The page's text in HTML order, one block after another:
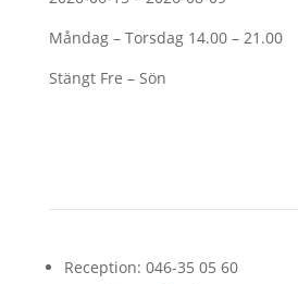
Måndag – Torsdag 14.00 – 21.00
Stängt Fre – Sön
Reception: 046-35 05 60